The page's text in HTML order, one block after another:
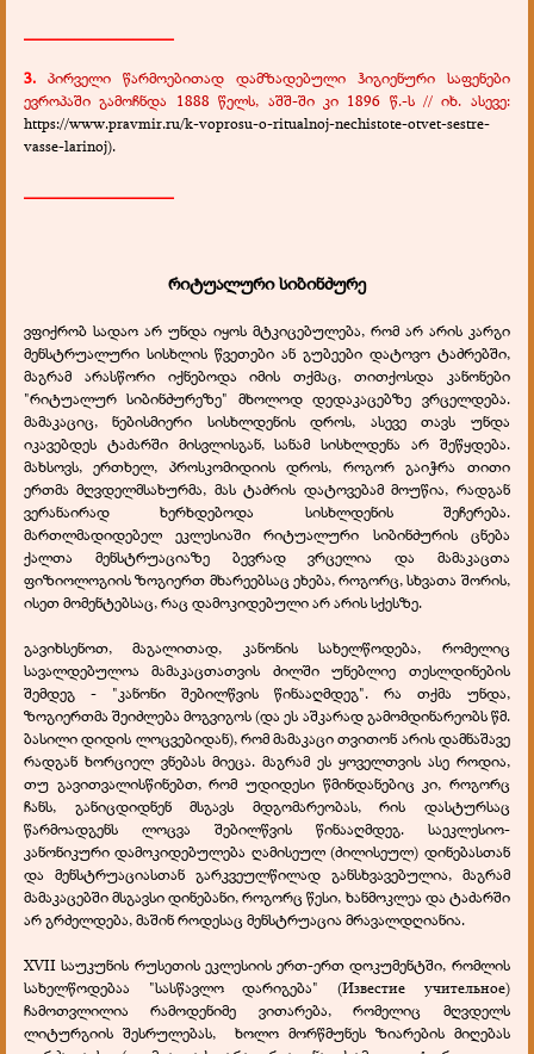
3. პირველი წარმოებითად დამზადებული ჰიგიენური საფენები
ევროპაში გამოჩნდა 1888 წელს, აშშ-ში კი 1896 წ.-ს // იხ. ასევე:
https://www.pravmir.ru/k-voprosu-o-ritualnoj-nechistote-otvet-sestre-
vasse-larinoj).
რიტუალური სიბინძურე
ვფიქრობ სადაო არ უნდა იყოს მტკიცებულება, რომ არ არის კარგი
მენსტრუალური სისხლის წვეთები ან გუბეები დატოვო ტაძრებში,
მაგრამ არასწორი იქნებოდა იმის თქმაც, თითქოსდა კანონები
"რიტუალურ სიბინძურეზე" მხოლოდ დედაკაცებზე ვრცელდება.
მამაკაციც, ნებისმიერი სისხლდენის დროს, ასევე თავს უნდა
იკავებდეს ტაძარში მისვლისგან, სანამ სისხლდენა არ შეწყდება.
მახსოვს, ერთხელ, პროსკომიდიის დროს, როგორ გაიჭრა თითი
ერთმა მღვდელმსახურმა, მას ტაძრის დატოვებამ მოუწია, რადგან
ვერანაირად ხერხდებოდა სისხლდენის შეჩერება.
მართლმადიდებელ ეკლესიაში რიტუალური სიბინძურის ცნება
ქალთა მენსტრუაციაზე ბევრად ვრცელია და მამაკაცთა
ფიზიოლოგიის ზოგიერთ მხარეებსაც ეხება, როგორც, სხვათა შორის,
ისეთ მომენტებსაც, რაც დამოკიდებული არ არის სქესზე.
გავიხსენოთ, მაგალითად, კანონის სახელწოდება, რომელიც
სავალდებულოა მამაკაცთათვის ძილში უნებლიე თესლდინების
შემდეგ - "კანონი შებილწვის წინააღმდეგ". რა თქმა უნდა,
ზოგიერთმა შეიძლება მოგვიგოს (და ეს აშკარად გამომდინარეობს წმ.
ბასილი დიდის ლოცვებიდან), რომ მამაკაცი თვითონ არის დამნაშავე
რადგან ხორციელ ვნებას მიეცა. მაგრამ ეს ყოველთვის ასე როდია,
თუ გავითვალისწინებთ, რომ უდიდესი წმინდანებიც კი, როგორც
ჩანს, განიცდიდნენ მსგავს მდგომარეობას, რის დასტურსაც
წარმოადგენს ლოცვა შებილწვის წინააღმდეგ. საეკლესიო-
კანონიკური დამოკიდებულება ღამისეულ (ძილისეულ) დინებასთან
და მენსტრუაციასთან გარკვეულწილად განსხვავებულია, მაგრამ
მამაკაცებში მსგავსი დინებანი, როგორც წესი, ხანმოკლეა და ტაძარში
არ გრძელდება, მაშინ როდესაც მენსტრუაცია მრავალდღიანია.
XVII საუკუნის რუსეთის ეკლესიის ერთ-ერთ დოკუმენტში, რომლის
სახელწოდებაა "სასწავლო დარიგება" (Известие учительное)
ჩამოთვლილია რამოდენიმე ვითარება, რომელიც მღვდელს
ლიტურგიის შესრულებას, ხოლო მორწმუნეს ზიარების მიღებას